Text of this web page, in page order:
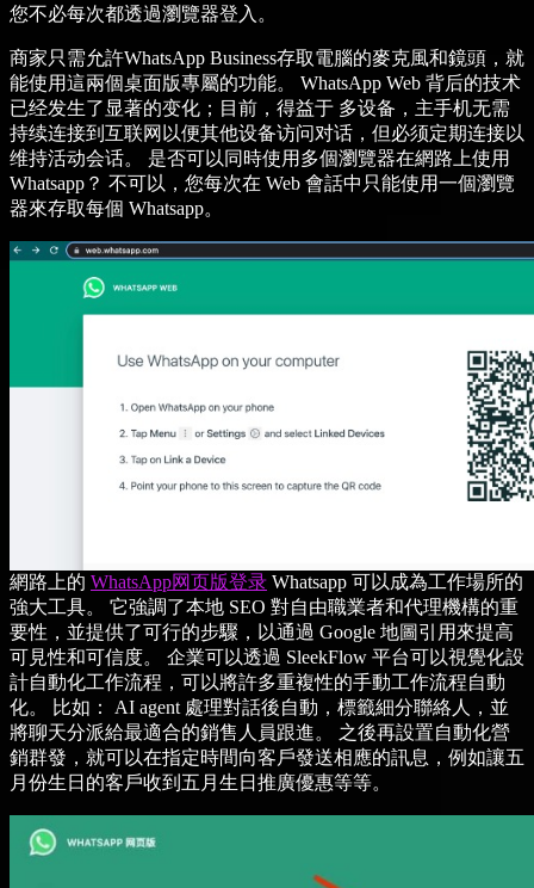
您不必每次都透過瀏覽器登入。
商家只需允許WhatsApp Business存取電腦的麥克風和鏡頭，就
能使用這兩個桌面版專屬的功能。 WhatsApp Web 背后的技术
已经发生了显著的变化；目前，得益于 多设备，主手机无需
持续连接到互联网以便其他设备访问对话，但必须定期连接以
维持活动会话。 是否可以同時使用多個瀏覽器在網路上使用
Whatsapp？ 不可以，您每次在 Web 會話中只能使用一個瀏覽
器來存取每個 Whatsapp。
網路上的 WhatsApp网页版登录 Whatsapp 可以成為工作場所的
強大工具。 它強調了本地 SEO 對自由職業者和代理機構的重
要性，並提供了可行的步驟，以通過 Google 地圖引用來提高
可見性和可信度。 企業可以透過 SleekFlow 平台可以視覺化設
計自動化工作流程，可以將許多重複性的手動工作流程自動
化。 比如： AI agent 處理對話後自動，標籤細分聯絡人，並
將聊天分派給最適合的銷售人員跟進。 之後再設置自動化營
銷群發，就可以在指定時間向客戶發送相應的訊息，例如讓五
月份生日的客戶收到五月生日推廣優惠等等。